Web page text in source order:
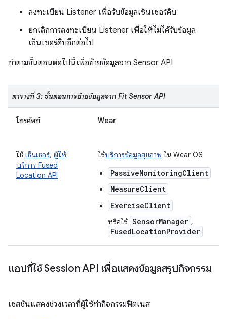
ลงทะเบียน Listener เพื่อรับข้อมูลเซ็นเซอร์ดิบ
ยกเลิกการลงทะเบียน Listener เพื่อให้ไม่ได้รับข้อมูล
เซ็นเซอร์ดิบอีกต่อไป
ทำตามขั้นตอนต่อไปนี้เพื่อย้ายข้อมูลจาก Sensor API
ตารางที่ 3: ขั้นตอนการย้ายข้อมูลจาก Fit Sensor API
โทรศัพท์ Wear
ใช้เซ็นเซอร์, ผู้ให้
บริการ Fused
Location API
ใช้บริการข้อมูลสุขภาพ ใน Wear OS
PassiveMonitoringClient
MeasureClient
ExerciseClient
หรือใช้ SensorManager ,
FusedLocationProvider
แอปที่ใช้ Session API เพื่อแสดงข้อมูลสรุปกิจกรรม
เซสชันแสดงช่วงเวลาที่ผู้ใช้ทํากิจกรรมฟิตเนส